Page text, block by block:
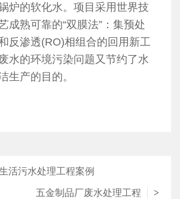
炉的软化水。项目采用世界技
成熟可靠的“双膜法”：集预处
反渗透(RO)相组合的回用新工
水的环境污染问题又节约了水
生产的目的。
活污水处理工程案例
五金制品厂废水处理工程 >